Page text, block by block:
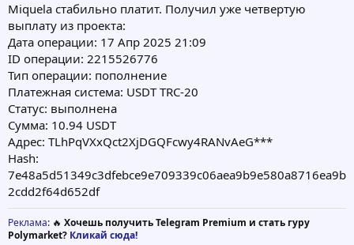
Miquela стабильно платит. Получил уже четвертую
выплату из проекта:
Дата операции: 17 Апр 2025 21:09
ID операции: 2215526776
Тип операции: пополнение
Платежная система: USDT TRC-20
Статус: выполнена
Сумма: 10.94 USDT
Адрес: TLhPqVXxQct2XjDGQFcwy4RANvAeG***
Hash:
7e48a5d51349c3dfebce9e709339c06aea9b9e580a8716ea9b
2cdd2f64d652df
Реклама: 🔥 Хочешь получить Telegram Premium и стать гуру
Polymarket? Кликай сюда!